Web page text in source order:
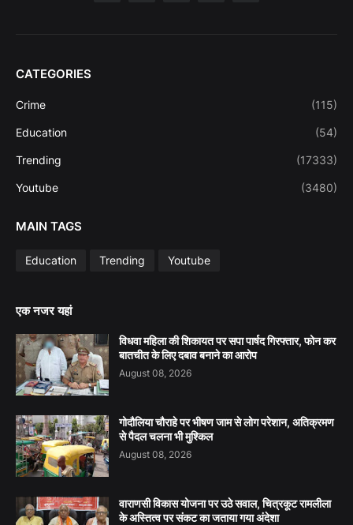
CATEGORIES
Crime (115)
Education (54)
Trending (17333)
Youtube (3480)
MAIN TAGS
Education Trending Youtube
एक नजर यहां
विधवा महिला की शिकायत पर सपा पार्षद गिरफ्तार, फोन कर
बातचीत के लिए दबाव बनाने का आरोप
August 08, 2026
गोदौलिया चौराहे पर भीषण जाम से लोग परेशान, अतिक्रमण
से पैदल चलना भी मुश्किल
August 08, 2026
वाराणसी विकास योजना पर उठे सवाल, चित्रकूट रामलीला
के अस्तित्व पर संकट का जताया गया अंदेशा